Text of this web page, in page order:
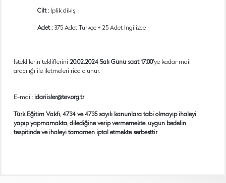
Cilt :İplik dikiş
Adet : 375 Adet Türkçe + 25 Adet İngilizce
İsteklilerin tekliflerini 20.02.2024 Salı Günü saat 17:00’ye kadar mail
aracılığı ile iletmeleri rica olunur.
E-mail: idariisler@tev.org.tr
Türk Eğitim Vakfı, 4734 ve 4735 sayılı kanunlara tabi olmayıp ihaleyi
yapıp yapmamakta, dilediğine verip vermemekte, uygun bedelin
tespitinde ve ihaleyi tamamen iptal etmekte serbesttir